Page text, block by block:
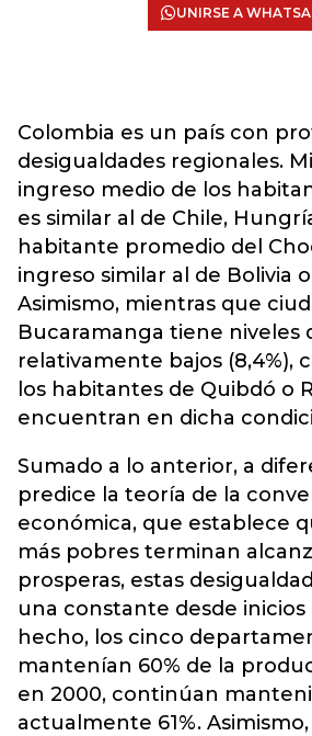
UNIRSE A
Colombia es un país con
desigualdades regionales.
ingreso medio de los
es similar al de Chile,
habitante promedio del
ingreso similar al de Bolivia
Asimismo, mientras que
Bucaramanga tiene niveles
relativamente bajos (8,4%),
los habitantes de Quibdó o
encuentran en dicha
Sumado a lo anterior, a
predice la teoría de la
económica, que establece
más pobres terminan
prosperas, estas
una constante desde inicios
hecho, los cinco
mantenían 60% de la
en 2000, continúan
actualmente 61%.